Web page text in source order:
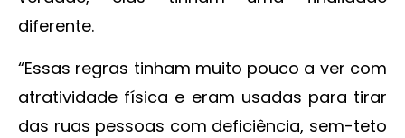
diferente.
“Essas regras tinham muito pouco a ver com
atratividade física e eram usadas para tirar
das ruas pessoas com deficiência, sem-teto